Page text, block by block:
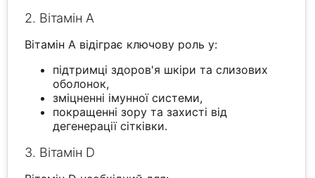
2. Вітамін A
Вітамін A відіграє ключову роль у:
підтримці здоров'я шкіри та слизових
оболонок,
зміцненні імунної системи,
покращенні зору та захисті від
дегенерації сітківки.
3. Вітамін D